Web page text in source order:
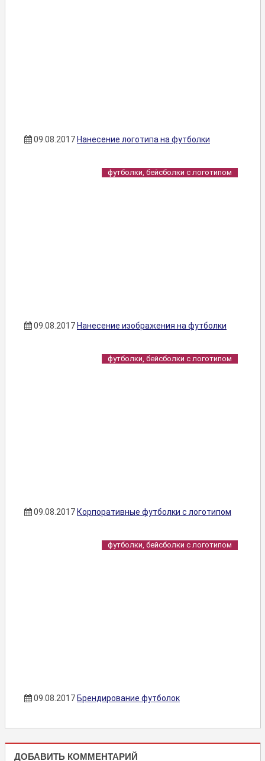
09.08.2017Нанесение логотипа на футболки
футболки, бейсболки с логотипом
09.08.2017Нанесение изображения на футболки
футболки, бейсболки с логотипом
09.08.2017Корпоративные футболки с логотипом
футболки, бейсболки с логотипом
09.08.2017Брендирование футболок
ФУТБОЛКИ,
БЕЙСБОЛКИ
ДОБАВИТЬ КОММЕНТАРИЙ